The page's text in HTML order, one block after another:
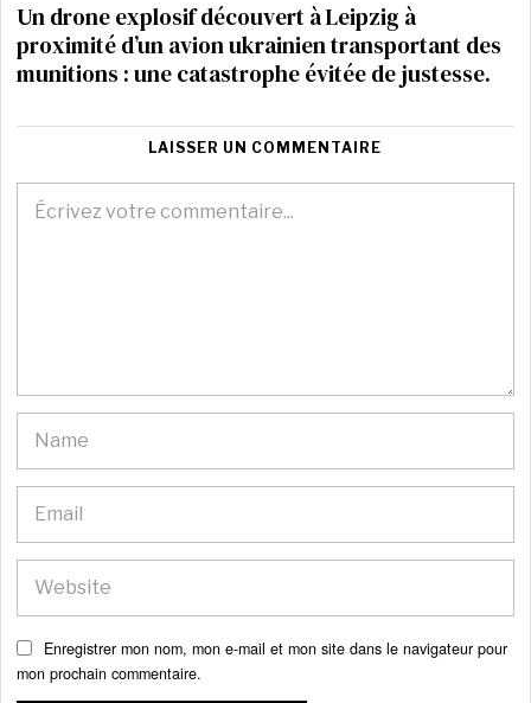
Un drone explosif découvert à Leipzig à
proximité d’un avion ukrainien transportant des
munitions : une catastrophe évitée de justesse.
LAISSER UN COMMENTAIRE
Enregistrer mon nom, mon e-mail et mon site dans le navigateur pour
mon prochain commentaire.